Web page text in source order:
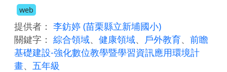
web
提供者： 李鈁婷 (苗栗縣立新埔國小)
關鍵字： 綜合領域、 健康領域、 戶外教育、 前瞻
基礎建設-強化數位教學暨學習資訊應用環境計
畫、 五年級